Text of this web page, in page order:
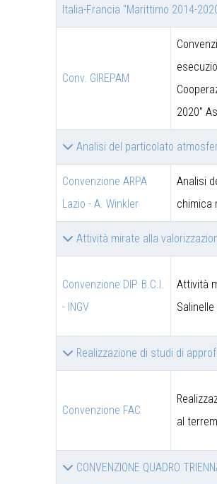
Italia-Francia "Marittimo 2014-
Conv. GIREPAM
2020"
Analisi del particolato
Convenzione ARPA
Lazio - A. Winkler
Analisi
chimica
Attività mirate alla
Convenzione DIP. B.C.I.
- INGV
Attività
Realizzazione di studi di
Convenzione FAC
al
CONVENZIONE QUADRO